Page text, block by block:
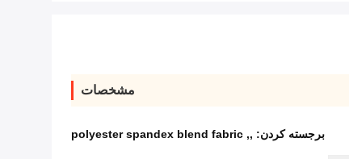
مشخصات
برجسته کردن: ,
,
polyester spandex blend fabric